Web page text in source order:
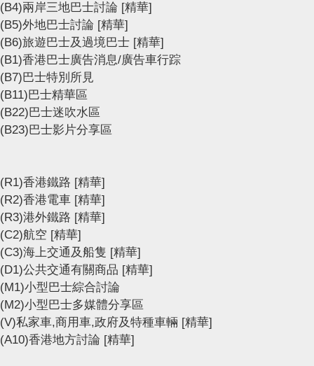
(B4)兩岸三地巴士討論 [精華]
(B5)外地巴士討論 [精華]
(B6)旅遊巴士及過境巴士 [精華]
(B1)香港巴士廣告消息/廣告車行踪
(B7)巴士特別所見
(B11)巴士精華區
(B22)巴士迷吹水區
(B23)巴士影片分享區
(R1)香港鐵路 [精華]
(R2)香港電車 [精華]
(R3)港外鐵路 [精華]
(C2)航空 [精華]
(C3)海上交通及船隻 [精華]
(D1)公共交通有關商品 [精華]
(M1)小型巴士綜合討論
(M2)小型巴士多媒體分享區
(V)私家車,商用車,政府及特種車輛 [精華]
(A10)香港地方討論 [精華]